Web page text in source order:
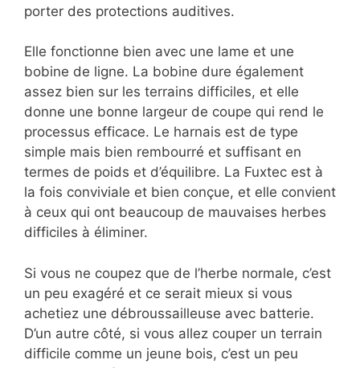
porter des protections auditives.
Elle fonctionne bien avec une lame et une
bobine de ligne. La bobine dure également
assez bien sur les terrains difficiles, et elle
donne une bonne largeur de coupe qui rend le
processus efficace. Le harnais est de type
simple mais bien rembourré et suffisant en
termes de poids et d’équilibre. La Fuxtec est à
la fois conviviale et bien conçue, et elle convient
à ceux qui ont beaucoup de mauvaises herbes
difficiles à éliminer.
Si vous ne coupez que de l’herbe normale, c’est
un peu exagéré et ce serait mieux si vous
achetiez une débroussailleuse avec batterie.
D’un autre côté, si vous allez couper un terrain
difficile comme un jeune bois, c’est un peu